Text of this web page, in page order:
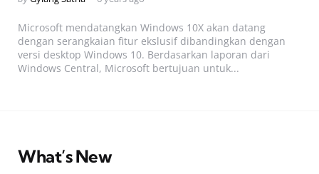
Microsoft mendatangkan Windows 10X akan datang
dengan serangkaian fitur ekslusif dibandingkan dengan
versi desktop Windows 10. Berdasarkan laporan dari
Windows Central, Microsoft bertujuan untuk...
What’s New